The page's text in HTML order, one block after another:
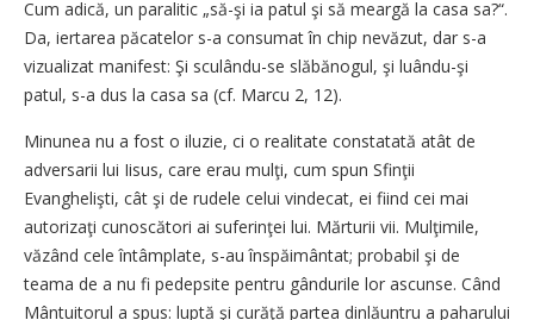
Cum adică, un paralitic „să-şi ia patul şi să meargă la casa sa?“.
Da, iertarea păcatelor s-a consumat în chip nevăzut, dar s-a
vizualizat manifest: Şi sculându-se slăbănogul, şi luându-şi
patul, s-a dus la casa sa (cf. Marcu 2, 12).
Minunea nu a fost o iluzie, ci o realitate constatată atât de
adversarii lui Iisus, care erau mulţi, cum spun Sfinţii
Evanghelişti, cât şi de rudele celui vindecat, ei fiind cei mai
autorizaţi cunoscători ai suferinţei lui. Mărturii vii. Mulţimile,
văzând cele întâmplate, s-au înspăimântat; probabil şi de
teama de a nu fi pedepsite pentru gândurile lor ascunse. Când
Mântuitorul a spus: luptă şi curăţă partea dinlăuntru a paharului